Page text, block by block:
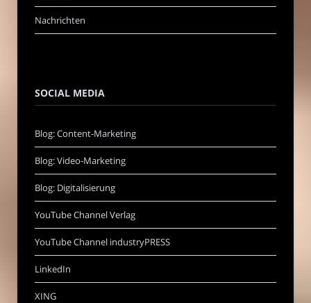
Nachrichten
SOCIAL MEDIA
Blog: Content-Marketing
Blog: Video-Marketing
Blog: Digitalisierung
YouTube Channel Verlag
YouTube Channel industryPRESS
LinkedIn
XING